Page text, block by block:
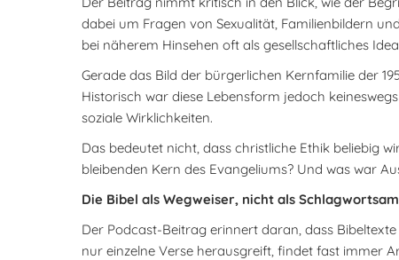
dabei um Fragen von Sexualität, Familienbildern
bei näherem Hinsehen oft als gesellschaftliches
Gerade das Bild der bürgerlichen Kernfamilie der
Historisch war diese Lebensform jedoch
soziale Wirklichkeiten.
Das bedeutet nicht, dass christliche Ethik beliebig
bleibenden Kern des Evangeliums? Und was war
Die Bibel als Wegweiser, nicht als
Der Podcast-Beitrag erinnert daran, dass
nur einzelne Verse herausgreift, findet fast immer